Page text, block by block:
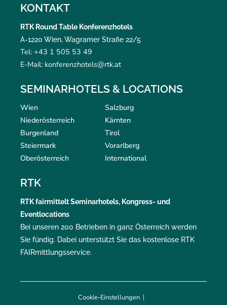
KONTAKT
RTK Round Table Konferenzhotels
A-1220 Wien, Wagramer Straße 22/5
Tel: +43 1 505 53 49
E-Mail: konferenzhotels@rtk.at
SEMINARHOTELS & LOCATIONS
Wien
Niederösterreich
Burgenland
Steiermark
Oberösterreich
Salzburg
Kärnten
Tirol
Vorarlberg
International
RTK
RTKfairmitteltSeminarhotels, Kongress- und
Eventlocations
Bei unseren 200 Betrieben in ganz Österreich werden
Sie fündig. Dabei unterstützt Sie das kostenlose RTK
FAIRmittlungsservice.
Cookie-Einstellungen